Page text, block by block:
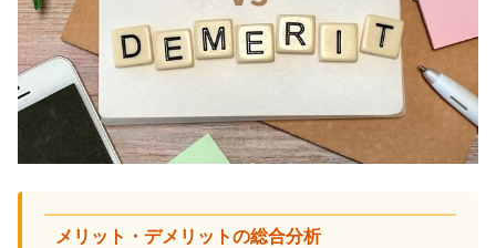
メリット・デメリットの総合分析